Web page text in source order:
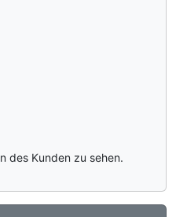
des Kunden zu sehen.